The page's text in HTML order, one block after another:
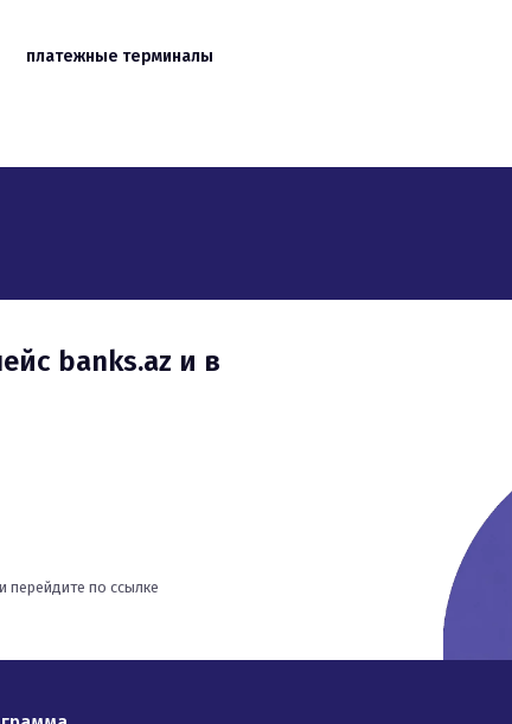
платежные терминалы
перейдите по ссылке